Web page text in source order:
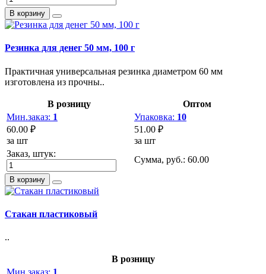
В корзину
Резинка для денег 50 мм, 100 г
Практичная универсальная резинка диаметром 60 мм
изготовлена из прочны..
В розницу
Оптом
Мин.заказ: 1
60.00 ₽
за шт
Упаковка: 10
51.00 ₽
за шт
Заказ, штук:
Сумма, руб.: 60.00
В корзину
Стакан пластиковый
..
В розницу